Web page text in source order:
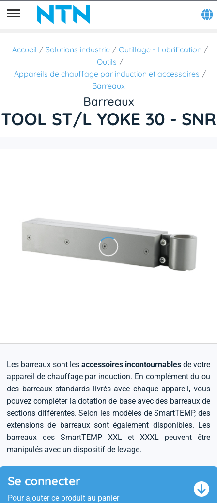
Accueil Solutions industrie
Outillage - Lubrification
Outils
Appareils de chauffage par induction et accessoires
Barreaux
Barreaux
TOOL ST/L YOKE 30 - SNR
Les barreaux sont les accessoires incontournables de votre
appareil de chauffage par induction. En complément du ou
des barreaux standards livrés avec chaque appareil, vous
pouvez compléter la dotation de base avec des barreaux de
sections différentes. Selon les modèles de SmartTEMP, des
extensions de barreaux sont également disponibles. Les
barreaux des SmartTEMP XXL et XXXL peuvent être
manipulés avec un dispositif de levage.
Se connecter
Pour ajouter ce produit au panier